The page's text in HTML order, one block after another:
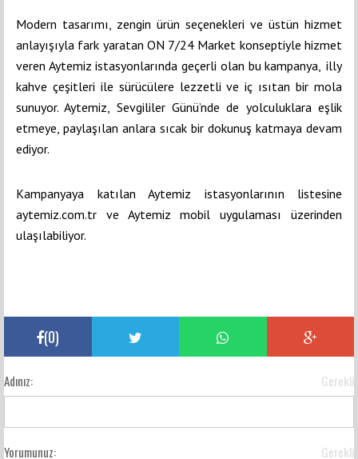
Modern tasarımı, zengin ürün seçenekleri ve üstün hizmet
anlayışıyla fark yaratan ON 7/24 Market konseptiyle hizmet
veren Aytemiz istasyonlarında geçerli olan bu kampanya, illy
kahve çeşitleri ile sürücülere lezzetli ve iç ısıtan bir mola
sunuyor. Aytemiz, Sevgililer Günü’nde de yolculuklara eşlik
etmeye, paylaşılan anlara sıcak bir dokunuş katmaya devam
ediyor.
Kampanyaya katılan Aytemiz istasyonlarının listesine
aytemiz.com.tr ve Aytemiz mobil uygulaması üzerinden
ulaşılabiliyor.
(0)
Adınız: Gerekli
Yorumunuz: Gerekli